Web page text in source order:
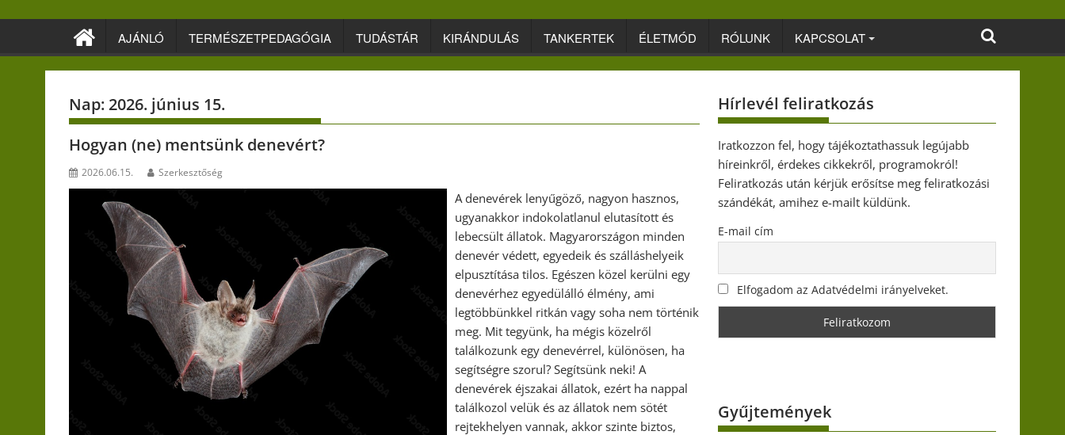
AJÁNLÓ TERMÉSZETPEDAGÓGIA TUDÁSTÁR KIRÁNDULÁS TANKERTEK ÉLETMÓD RÓLUNK KAPCSOLAT
Nap: 2026. június 15.
Hogyan (ne) mentsünk denevért?
2026.06.15. Szerkesztőség
A denevérek lenyűgöző, nagyon hasznos,
ugyanakkor indokolatlanul elutasított és
lebecsült állatok. Magyarországon minden
denevér védett, egyedeik és szálláshelyeik
elpusztítása tilos. Egészen közel kerülni egy
denevérhez egyedülálló élmény, ami
legtöbbünkkel ritkán vagy soha nem történik
meg. Mit tegyünk, ha mégis közelről
találkozunk egy denevérrel, különösen, ha
segítségre szorul? Segítsünk neki! A
denevérek éjszakai állatok, ezért ha nappal
találkozol velük és az állatok nem sötét
rejtekhelyen vannak, akkor szinte biztos,
Hírlevél feliratkozás
Iratkozzon fel, hogy tájékoztathassuk legújabb
híreinkről, érdekes cikkekről, programokról!
Feliratkozás után kérjük erősítse meg feliratkozási
szándékát, amihez e-mailt küldünk.
E-mail cím
Elfogadom az Adatvédelmi irányelveket.
Gyűjtemények